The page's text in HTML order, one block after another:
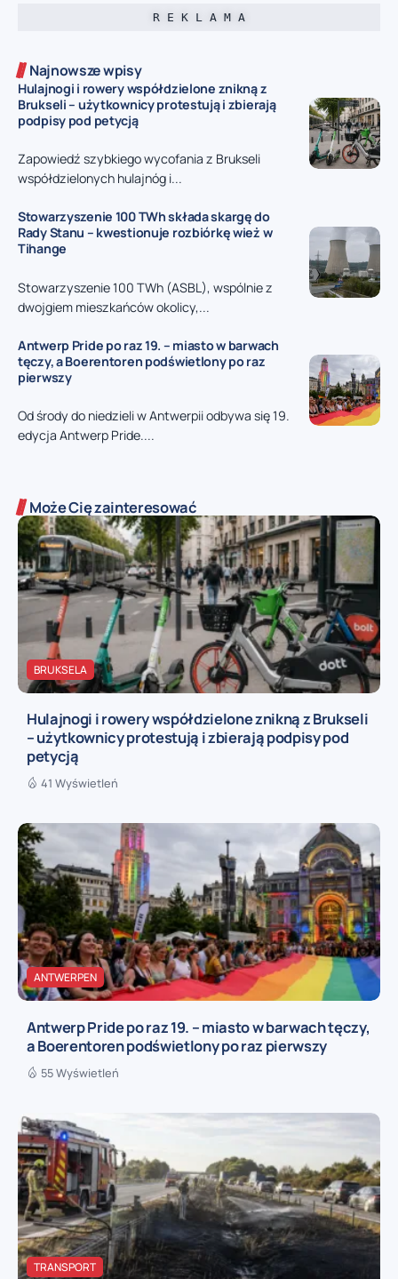
R E K L A M A
Najnowsze wpisy
Hulajnogi i rowery współdzielone znikną z
Brukseli – użytkownicy protestują i zbierają
podpisy pod petycją
Zapowiedź szybkiego wycofania z Brukseli
współdzielonych hulajnóg i...
Stowarzyszenie 100 TWh składa skargę do
Rady Stanu – kwestionuje rozbiórkę wież w
Tihange
Stowarzyszenie 100 TWh (ASBL), wspólnie z
dwojgiem mieszkańców okolicy,...
Antwerp Pride po raz 19. – miasto w barwach
tęczy, a Boerentoren podświetlony po raz
pierwszy
Od środy do niedzieli w Antwerpii odbywa się 19.
edycja Antwerp Pride....
Może Cię zainteresować
BRUKSELA
Hulajnogi i rowery współdzielone znikną z Brukseli
– użytkownicy protestują i zbierają podpisy pod
petycją
41 Wyświetleń
ANTWERPEN
Antwerp Pride po raz 19. – miasto w barwach tęczy,
a Boerentoren podświetlony po raz pierwszy
55 Wyświetleń
TRANSPORT